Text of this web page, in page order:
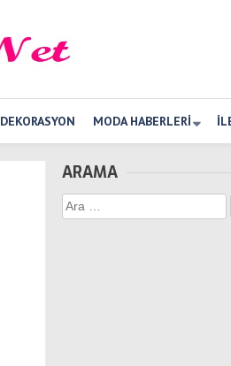
DEKORASYON MODA HABERLERI
ARAMA
Arama: